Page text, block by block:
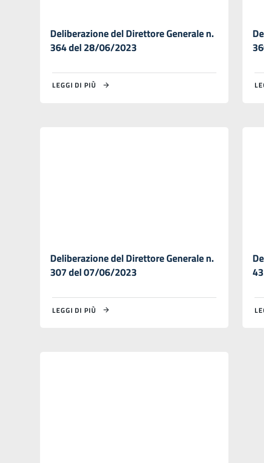
Deliberazione del Direttore Generale n.
364 del 28/06/2023
LEGGI DI PIÙ
Deliberazione del Direttore Generale n.
307 del 07/06/2023
LEGGI DI PIÙ